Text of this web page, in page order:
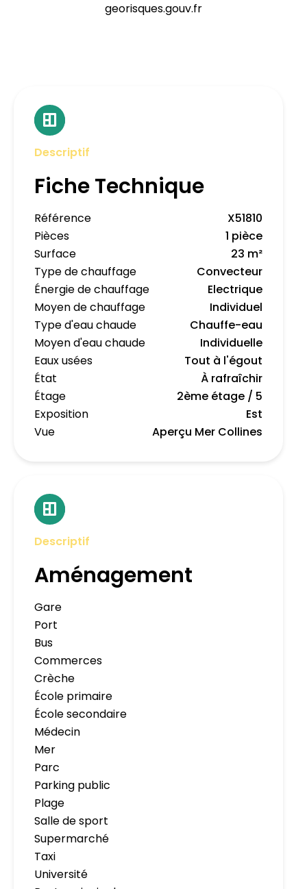
georisques.gouv.fr
Descriptif
Fiche Technique
Référence
X51810
Pièces
1 pièce
Surface
23 m²
Type de chauffage
Convecteur
Énergie de chauffage
Electrique
Moyen de chauffage
Individuel
Type d'eau chaude
Chauffe-eau
Moyen d'eau chaude
Individuelle
Eaux usées
Tout à l'égout
État
À rafraîchir
Étage
2ème étage / 5
Exposition
Est
Vue
Aperçu Mer Collines
Descriptif
Aménagement
Gare
Port
Bus
Commerces
Crèche
École primaire
École secondaire
Médecin
Mer
Parc
Parking public
Plage
Salle de sport
Supermarché
Taxi
Université